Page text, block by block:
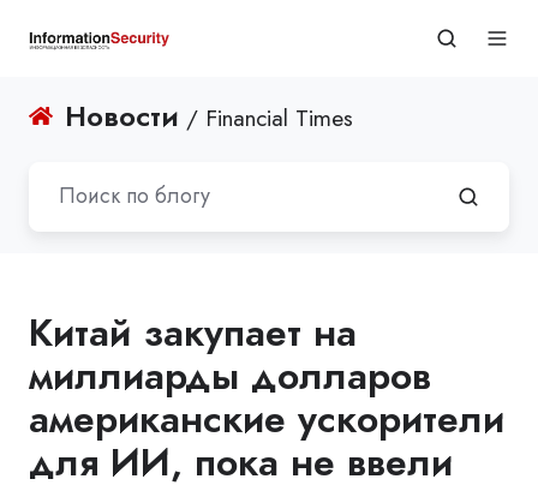
Новости / Financial Times
Китай закупает на
миллиарды долларов
американские ускорители
для ИИ, пока не ввели